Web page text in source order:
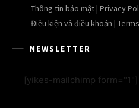
Thông tin bảo mật | Privacy
Điều kiện và điều khoản |
NEWSLETTER
[yikes-mailchimp form="1"]